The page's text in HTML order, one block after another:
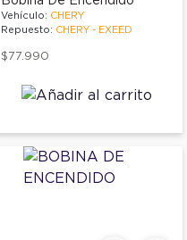
Vehículo: CHERY
Repuesto: CHERY - EXEED
$77.990